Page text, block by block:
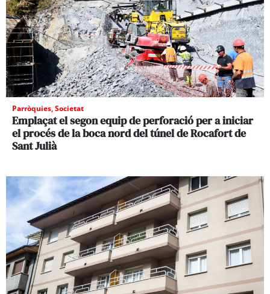
Parròquies,Societat
Emplaçat el segon equip de perforació per a iniciar
el procés de la boca nord del túnel de Rocafort de
Sant Julià